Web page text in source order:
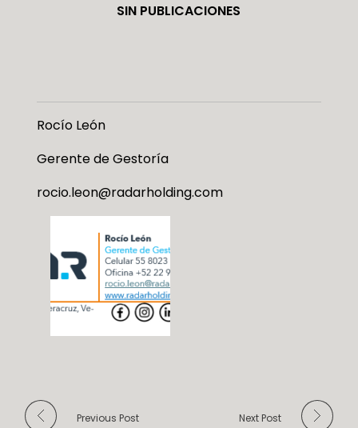
SIN PUBLICACIONES
Rocío León
Gerente de Gestoría
rocio.leon@radarholding.com
Previous Post Next Post